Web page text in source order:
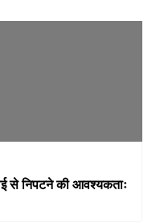
से निपटने की आवश्यकताः